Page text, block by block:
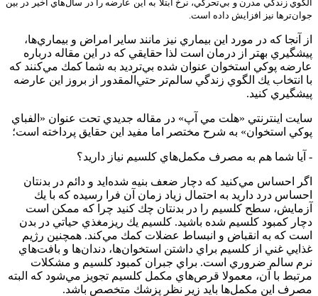
الگوي زندگي مدرن و بي‌تحركي، نرخ ابتلا به اين عارضه را در سال‌هاي اخير در بين
جوان‌ترها نيز افزايش داده است.
از آنجا كه در مورد اين بيماري‌ نيز مانند ساير امراض و بيماري‌ها،
پيشگيري بهتر از درمان است لذا حقايقي كه در اين مقاله درباره
عارضه پوكي استخوان عنوان شده بي‌ترديد به شما كمك مي‌كنند كه
با انتخاب يك الگوي زندگي سالم‌تر حتي‌المقدور از بروز اين عارضه
پيشگيري كنيد.
سايت اينترنتي «هلت مي آپ» در مقاله جديدي تحت عنوان «الفباي
پوكي استخوان» به شرح مختصر اما مفيد اين حقايق پرداخته است؛
-‌ آيا شما هم به مصرف مكمل‌هاي كلسيم نياز داريد؟
اگر احساس مي‌كنيد كه دچار ضعف بنيه شده‌ايد و دائم در بدنتان
احساس درد داريد به احتمال زياد زمان آن فرا رسيده كه با يك
آزمايش، سطح كلسيم را در بدنتان چك كنيد چرا كه ممكن است
دچار كمبود كلسيم شده باشيد. كلسيم يك ريزمغذي حياتي در بدن
است كه به انقباض و انبساط عضلات كمك مي‌كند. همچنين رژيم
غذايي غني از كلسيم براي داشتن استخوان‌ها، دندان‌ها و بافت‌هاي
نرم سالم ضروري است. براي جبران كمبود كلسيم و مشكلات
مرتبط با آن، معمولا قرص‌هاي مكمل كلسيم تجويز مي‌شود كه البته
مصرف اين مكمل‌ها بايد زير نظر پزشك متخصص باشد.